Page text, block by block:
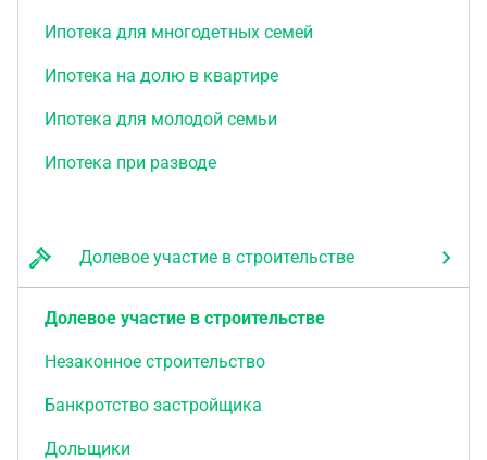
Ипотека для многодетных семей
Ипотека на долю в квартире
Ипотека для молодой семьи
Ипотека при разводе
Долевое участие в строительстве
Долевое участие в строительстве
Незаконное строительство
Банкротство застройщика
Дольщики